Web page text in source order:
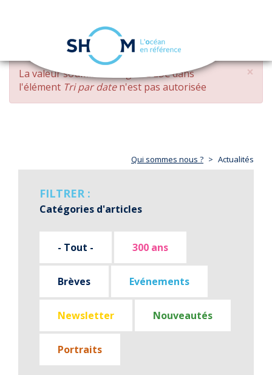
Aller
contenu
principal
navigation
×
MESSAGE
D'ERREUR
La valeur soumise changed DESCdans
l'élément Tri par daten'est pas autorisée
Qui sommes nous ? Actualités
FILTRER :
Catégories d'articles
- Tout - 300 ans
Brèves Evénements
Newsletter Nouveautés
Portraits